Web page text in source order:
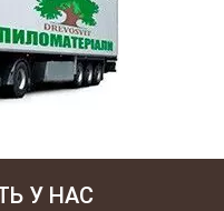
У НАС